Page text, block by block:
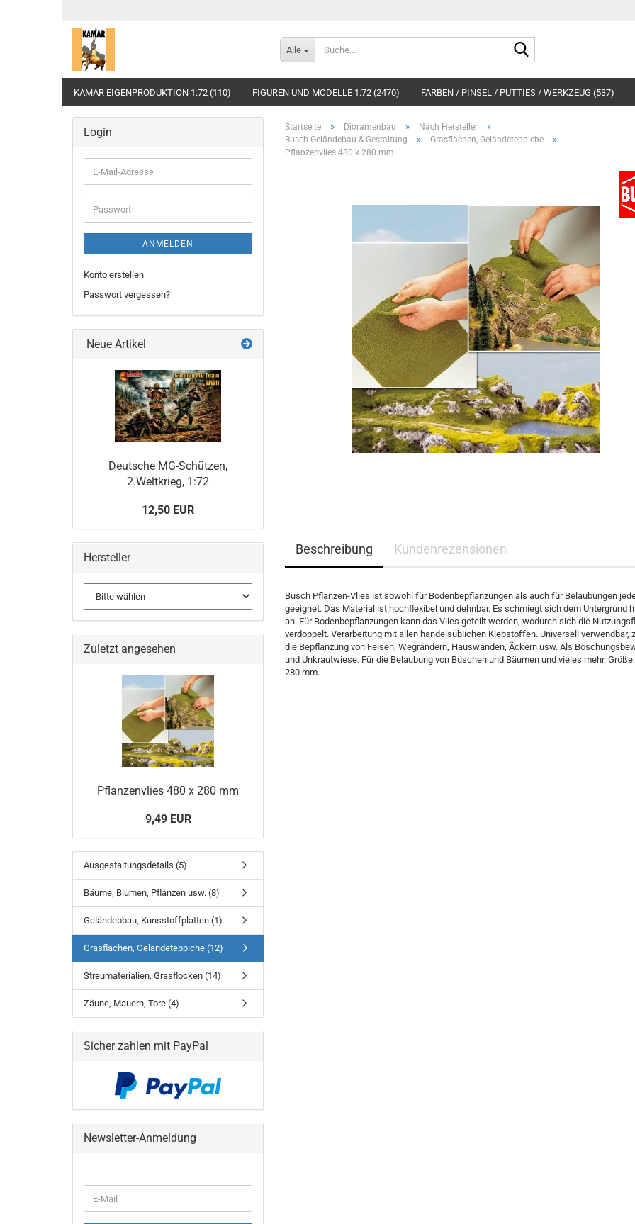
Alle
KAMAR EIGENPRODUKTION 1:72 (110) FIGUREN UND MODELLE 1:72 (2470) FARBEN / PINSEL / PUTTIES / WERKZEUG (537)
Startseite » Dioramenbau » Nach Hersteller »
Busch Geländebau & Gestaltung » Grasflächen, Geländeteppiche »
Pflanzenvlies 480 x 280 mm
Beschreibung Kundenrezensionen
Busch Pflanzen-Vlies ist sowohl für Bodenbepflanzungen als auch für Belaubungen
geeignet. Das Material ist hochflexibel und dehnbar. Es schmiegt sich dem Untergrund
an. Für Bodenbepflanzungen kann das Vlies geteilt werden, wodurch sich die
verdoppelt. Verarbeitung mit allen handelsüblichen Klebstoffen. Universell verwendbar,
die Bepflanzung von Felsen, Wegrändern, Hauswänden, Äckern usw. Als
und Unkrautwiese. Für die Belaubung von Büschen und Bäumen und vieles mehr.
280 mm.
Login
E-
Mail-
Adresse
Passwort
ANMELDEN
Konto erstellen
Passwort vergessen?
Neue Artikel
Deutsche MG-Schützen,
2.Weltkrieg, 1:72
12,50 EUR
Hersteller
Zuletzt angesehen
Pflanzenvlies 480 x 280 mm
9,49 EUR
Ausgestaltungsdetails (5)
Bäume, Blumen, Pflanzen usw. (8)
Geländebbau, Kunsstoffplatten (1)
Grasflächen, Geländeteppiche (12)
Streumaterialien, Grasflocken (14)
Zäune, Mauern, Tore (4)
Sicher zahlen mit PayPal
Newsletter-Anmeldung
ZUR
E-
Mail